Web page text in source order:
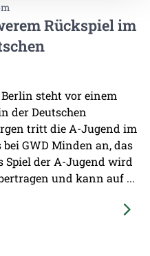
Rückspiel im
steht vor einem
der Deutschen
tritt die A-Jugend im
GWD Minden an, das
Spiel der A-Jugend wird
und kann auf ...